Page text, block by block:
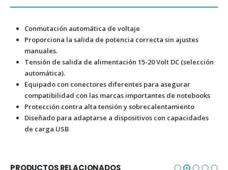
Conmutación automática de voltaje
Proporciona la salida de potencia correcta sin ajustes
manuales.
Tensión de salida de alimentación 15-20 Volt DC (selección
automática).
Equipado con conectores diferentes para asegurar
compatibilidad con las marcas importantes de notebooks
Protección contra alta tensión y sobrecalentamiento
Diseñado para adaptarse a dispositivos con capacidades
de carga USB